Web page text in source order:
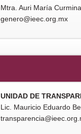
Mtra. Auri María
genero@ieec.org.mx
UNIDAD DE
Lic. Mauricio Eduardo